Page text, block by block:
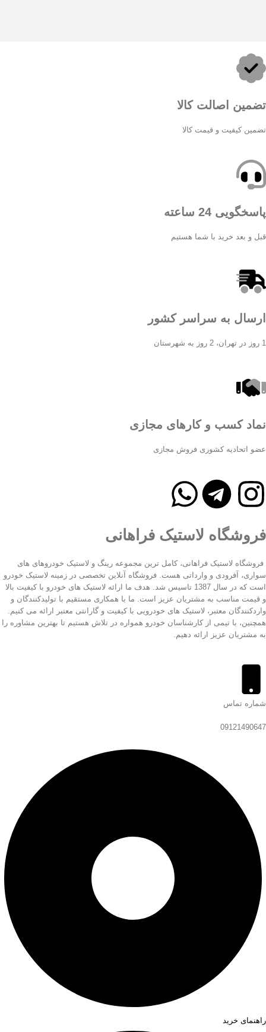
تضمین اصالت کالا
تضمین کیفیت و قیمت کالا
پاسخگویی 24 ساعته
قبل و بعد خرید با شما هستیم
ارسال به سراسر کشور
1 روز در تهران، 2 روز به شهرستان
نماد کسب و کارهای مجازی
عضو اتحادیه کشوری فروش مجازی
فروشگاه لاستیک فراهانی
فروشگاه لاستیک فراهانی، کامل ترین مجموعه رینگ و لاستیک خودروهای های
سواری، آفرودی و وارداتی هست. فروشگاه آنلاین تخصصی در زمینه لاستیک خودرو
است که در سال 1387 تاسیس شد. هدف ما ارائه لاستیک های خودرو با کیفیت بالا
و قیمت مناسب به مشتریان عزیز است. ما با همکاری مستقیم با تولیدکنندگان و
واردکنندگان معتبر، لاستیک های خودرویی با کیفیت و گارانتی معتبر ارائه می کنیم.
همچنین، با تیمی از کارشناسان خودرو همواره در تلاش هستیم تا بهترین مشاوره را
به مشتریان عزیز ارائه دهیم.
شماره تماس
09121490647
راهنمای خرید